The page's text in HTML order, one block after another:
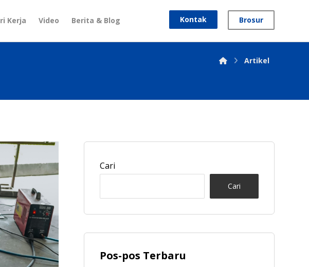
Kerja Video Berita & Blog Brosur
Kontak
Artikel
Cari
Cari
Pos-pos Terbaru